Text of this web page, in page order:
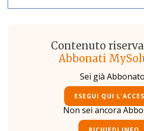
Contenuto
Abbonati
Sei già
ESEGUI QUI
Non sei ancora